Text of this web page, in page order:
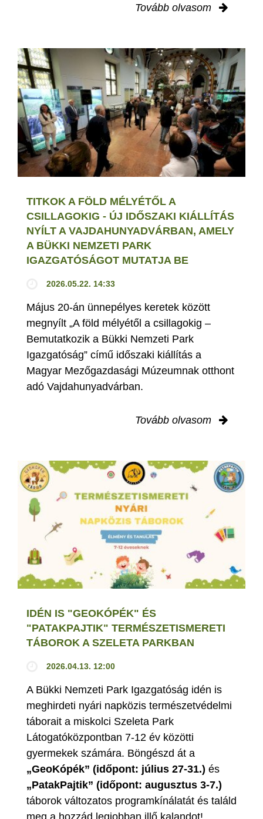
Tovább olvasom
TITKOK A FÖLD MÉLYÉTŐL A
CSILLAGOKIG - ÚJ IDŐSZAKI KIÁLLÍTÁS
NYÍLT A VAJDAHUNYADVÁRBAN, AMELY
A BÜKKI NEMZETI PARK
IGAZGATÓSÁGOT MUTATJA BE
2026.05.22. 14:33
Május 20-án ünnepélyes keretek között
megnyílt „A föld mélyétől a csillagokig –
Bemutatkozik a Bükki Nemzeti Park
Igazgatóság” című időszaki kiállítás a
Magyar Mezőgazdasági Múzeumnak otthont
adó Vajdahunyadvárban.
Tovább olvasom
IDÉN IS "GEOKÓPÉK" ÉS
"PATAKPAJTIK" TERMÉSZETISMERETI
TÁBOROK A SZELETA PARKBAN
2026.04.13. 12:00
A Bükki Nemzeti Park Igazgatóság idén is
meghirdeti nyári napközis természetvédelmi
táborait a miskolci Szeleta Park
Látogatóközpontban 7-12 év közötti
gyermekek számára. Böngészd át a
„GeoKópék” (időpont: július 27-31.) és
„PatakPajtik” (időpont: augusztus 3-7.)
táborok változatos programkínálatát és találd